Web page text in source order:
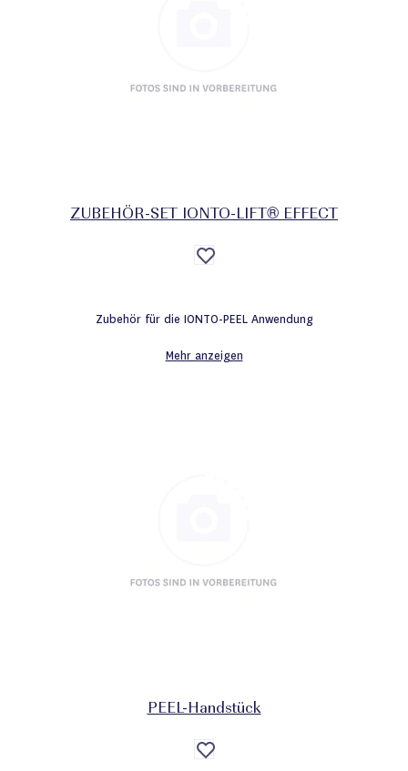
ZUBEHÖR-SET IONTO-LIFT® EFFECT
Auf
die
Zubehör für die IONTO-PEEL Anwendung
Mehr anzeigen
PEEL-Handstück
Auf
die